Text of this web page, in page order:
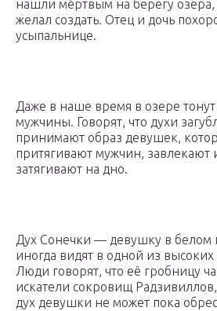
нашли мёртвым на берегу озера,
желал создать. Отец и дочь
усыпальнице.
Даже в наше время в озере
мужчины. Говорят, что духи
принимают образ девушек,
притягивают мужчин, завлекают
затягивают на дно.
Дух Сонечки — девушку в
иногда видят в одной из
Люди говорят, что её гробницу
искатели сокровищ
дух девушки не может пока